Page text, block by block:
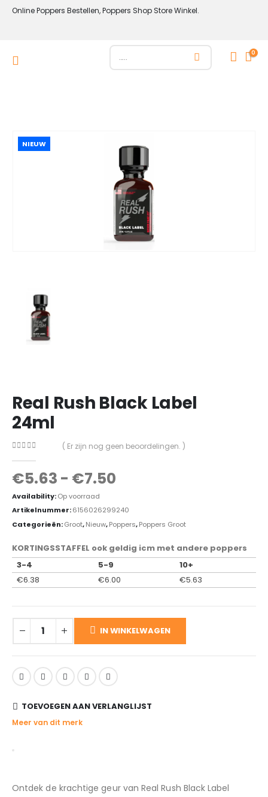
Online Poppers Bestellen, Poppers Shop Store Winkel.
0
NIEUW
Real Rush Black Label
24ml
( Er zijn nog geen beoordelingen. )
€5.63 - €7.50
Availability:Op voorraad
Artikelnummer:6156026299240
Categorieën:Groot,Nieuw,Poppers,Poppers Groot
KORTINGSSTAFFEL ook geldig icm met andere poppers
3-4
5-9
10+
€6.38 €6.00 €5.63
IN WINKELWAGEN
TOEVOEGEN AAN VERLANGLIJST
Meer van dit merk
Ontdek de krachtige geur van Real Rush Black Label